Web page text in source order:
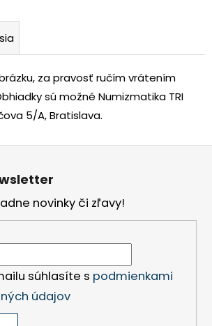
za pravosť ručím vrátením
sú možné Numizmatika TRI
5/A, Bratislava.
novinky či zľavy!
súhlasíte s podmienkami
údajov